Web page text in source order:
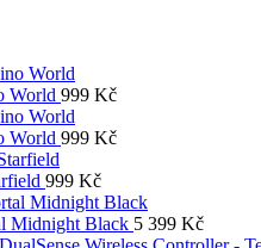
World 999 Kč
World 999 Kč
999 Kč
Midnight Black 5 399 Kč